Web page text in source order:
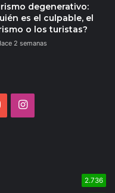
degenerativo:
es el culpable, el
o los turistas?
2 semanas
YouTubeInstagram
2.736